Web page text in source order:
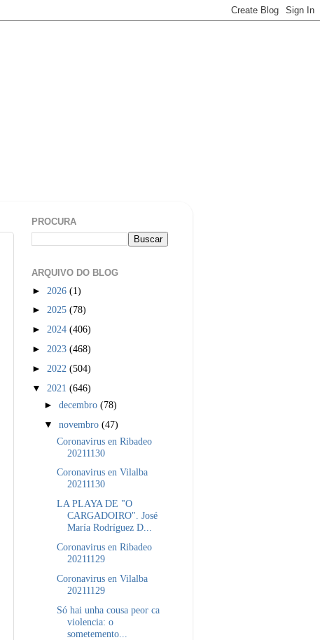
PROCURA
ARQUIVO DO BLOG
► 2026 (1)
► 2025 (78)
► 2024 (406)
► 2023 (468)
► 2022 (504)
▼ 2021 (646)
►decembro(78)
▼novembro(47)
Coronavirus en Ribadeo
20211130
Coronavirus en Vilalba
20211130
LA PLAYA DE "O
CARGADOIRO". José
María Rodríguez D...
Coronavirus en Ribadeo
20211129
Coronavirus en Vilalba
20211129
Só hai unha cousa peor ca
violencia: o
sometemento...